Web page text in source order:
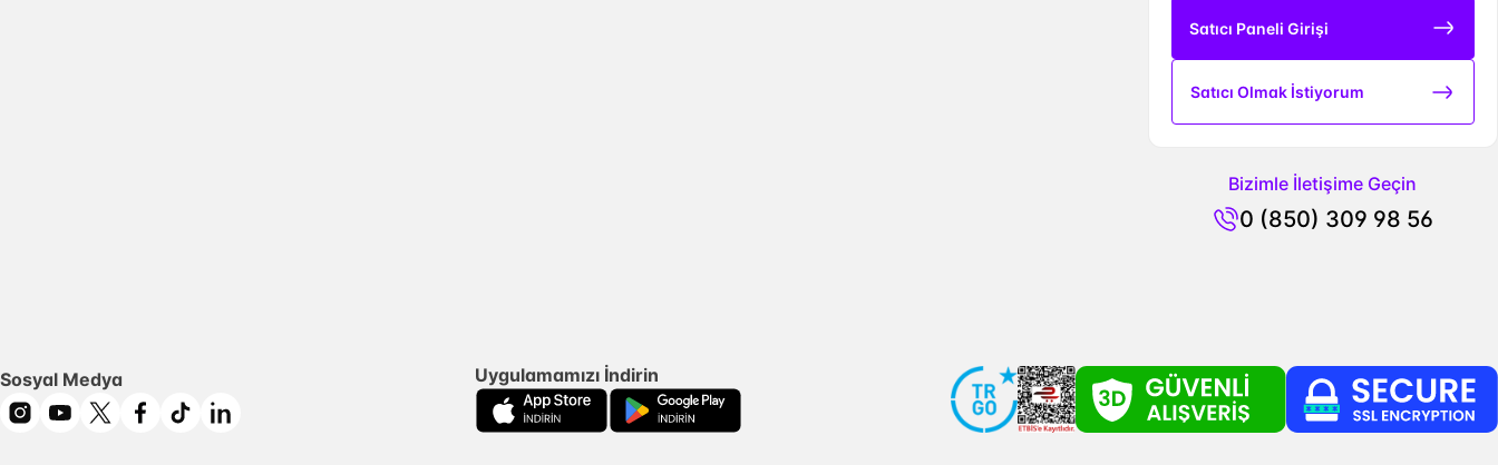
Satıcı Paneli Girişi
Satıcı Olmak İstiyorum
Bizimle İletişime Geçin
0 (850) 309 98 56
Sosyal Medya Uygulamamızı İndirin